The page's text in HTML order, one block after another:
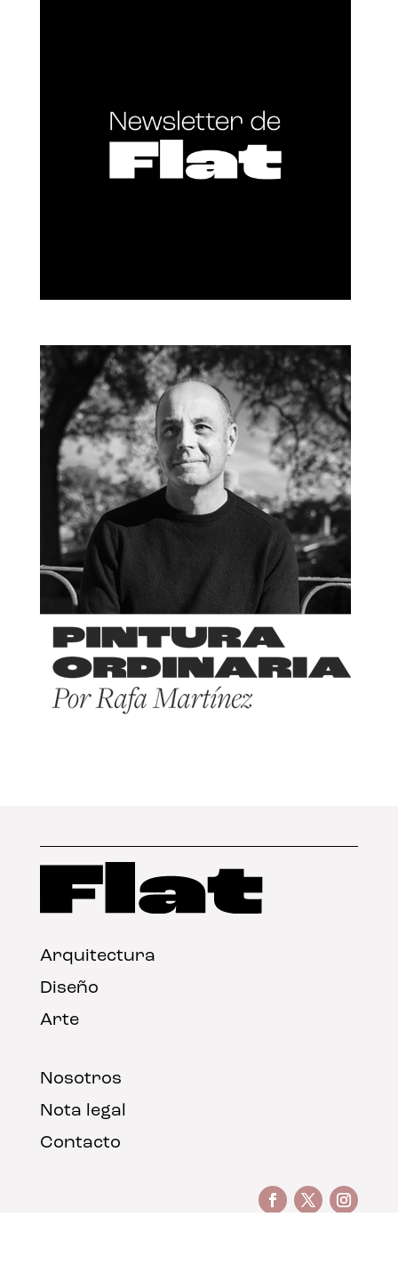
Arquitectura
Diseño
Arte
Nosotros
Nota legal
Contacto